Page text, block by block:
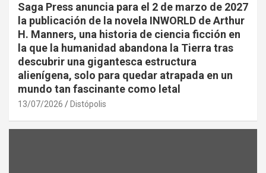
Saga Press anuncia para el 2 de marzo de 2027
la publicación de la novela INWORLD de Arthur
H. Manners, una historia de ciencia ficción en
la que la humanidad abandona la Tierra tras
descubrir una gigantesca estructura
alienígena, solo para quedar atrapada en un
mundo tan fascinante como letal
13/07/2026 Distópolis